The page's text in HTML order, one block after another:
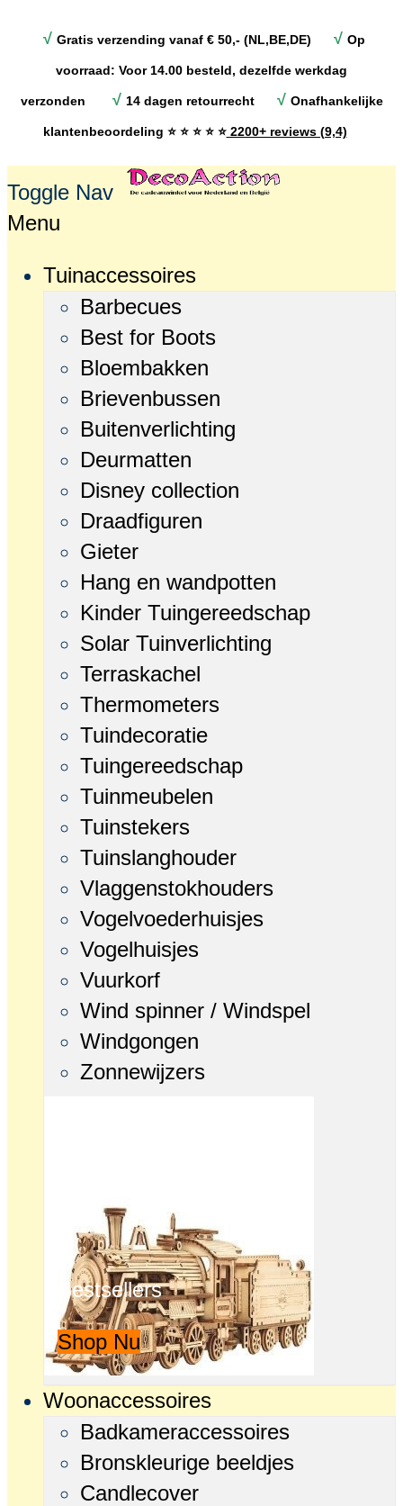
√ Gratis verzending vanaf € 50,- (NL,BE,DE) √ Op
voorraad: Voor 14.00 besteld, dezelfde werkdag
verzonden √ 14 dagen retourrecht √ Onafhankelijke
klantenbeoordeling ⭐ ⭐ ⭐ ⭐ ⭐2200+ reviews (9,4)
Toggle Nav
Menu
Tuinaccessoires
Barbecues
Best for Boots
Bloembakken
Brievenbussen
Buitenverlichting
Deurmatten
Disney collection
Draadfiguren
Gieter
Hang en wandpotten
Kinder Tuingereedschap
Solar Tuinverlichting
Terraskachel
Thermometers
Tuindecoratie
Tuingereedschap
Tuinmeubelen
Tuinstekers
Tuinslanghouder
Vlaggenstokhouders
Vogelvoederhuisjes
Vogelhuisjes
Vuurkorf
Wind spinner / Windspel
Windgongen
Zonnewijzers
Bestsellers
Shop Nu
Woonaccessoires
Badkameraccessoires
Bronskleurige beeldjes
Candlecover